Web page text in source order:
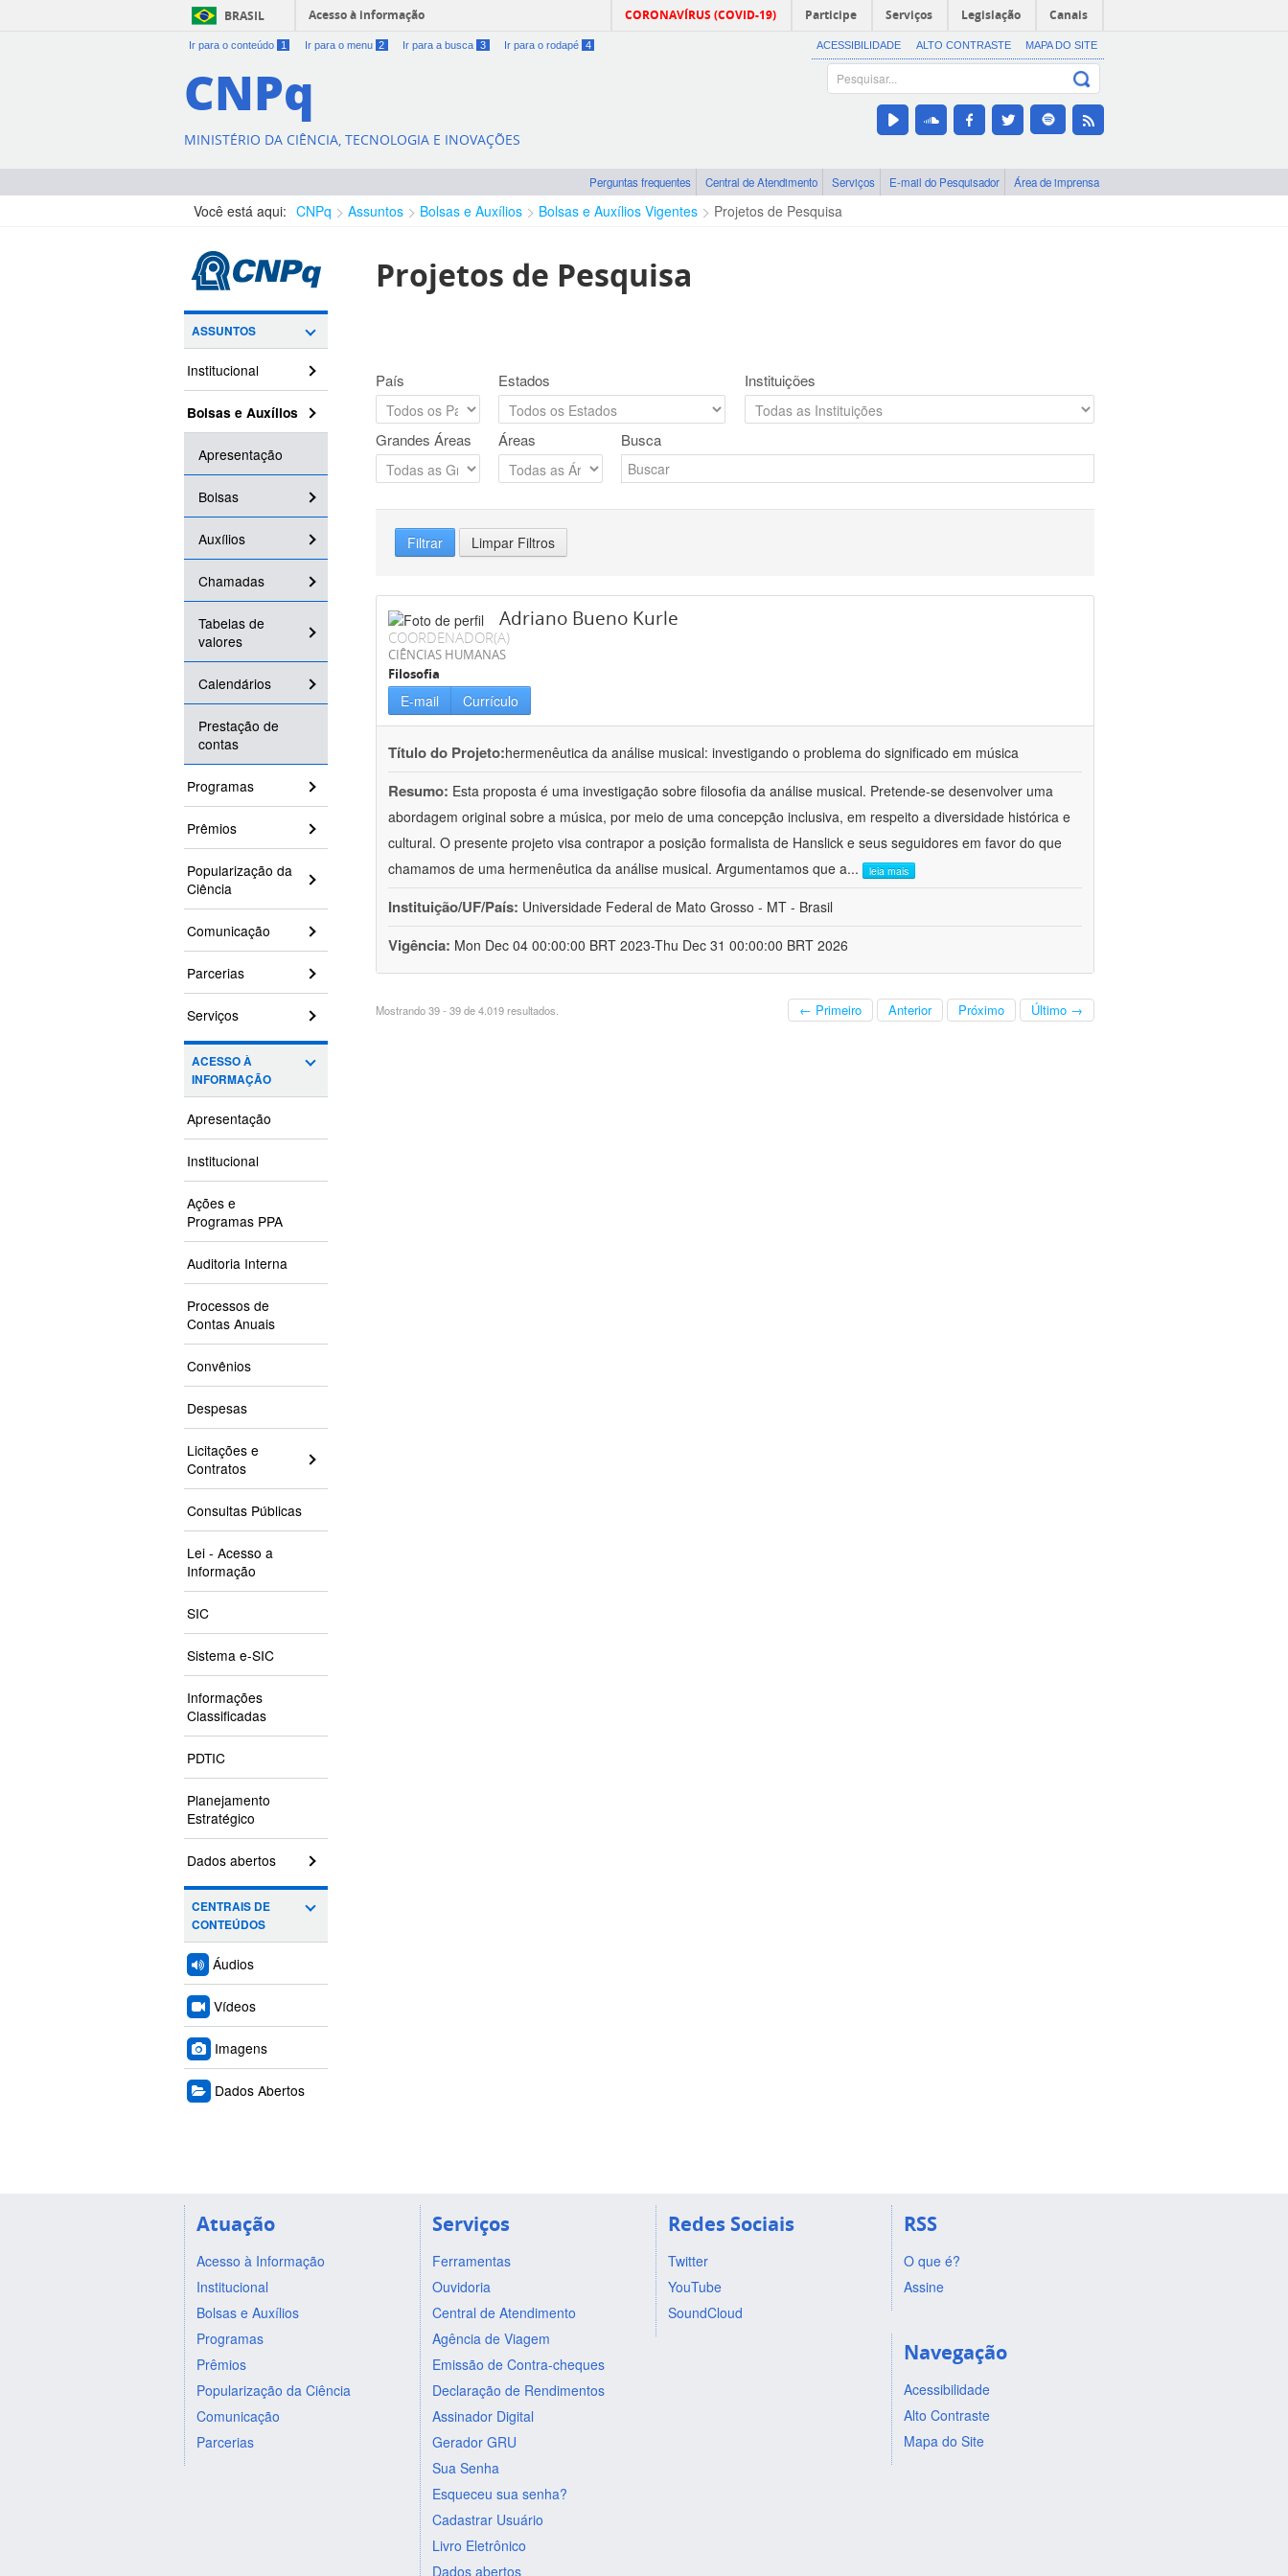
BRASIL Acesso à informação CORONAVÍRUS (COVID-19) Participe Serviços Legislação Canais
Ir para o conteúdo 1 Ir para o menu 2 Ir para a busca 3 Ir para o rodapé 4 ACESSIBILIDADE ALTO CONTRASTE MAPA DO SITE
CNPq
MINISTÉRIO DA CIÊNCIA, TECNOLOGIA E INOVAÇÕES
Perguntas frequentes Central de Atendimento Serviços E-mail do Pesquisador Área de imprensa
Você está aqui: CNPq Assuntos Bolsas e Auxílios Bolsas e Auxílios Vigentes Projetos de Pesquisa
ASSUNTOS
Institucional
Bolsas e Auxílios
Apresentação
Bolsas
Auxílios
Chamadas
Tabelas de
valores
Calendários
Prestação de
contas
Programas
Prêmios
Popularização da
Ciência
Comunicação
Parcerias
Serviços
ACESSO À
INFORMAÇÃO
Apresentação
Institucional
Ações e
Programas PPA
Auditoria Interna
Processos de
Contas Anuais
Convênios
Despesas
Licitações e
Contratos
Consultas Públicas
Lei - Acesso a
Informação
SIC
Sistema e-SIC
Informações
Classificadas
PDTIC
Planejamento
Estratégico
Dados abertos
CENTRAIS DE
CONTEÚDOS
Áudios
Vídeos
Imagens
Dados Abertos
Projetos de Pesquisa
País Estados Instituições
Grandes Áreas Áreas Busca
Filtrar Limpar Filtros
Adriano Bueno Kurle
COORDENADOR(A)
CIÊNCIAS HUMANAS
Filosofia
E-mail Currículo
Título do Projeto:hermenêutica da análise musical: investigando o problema do significado em música
Resumo: Esta proposta é uma investigação sobre filosofia da análise musical. Pretende-se desenvolver uma
abordagem original sobre a música, por meio de uma concepção inclusiva, em respeito a diversidade histórica e
cultural. O presente projeto visa contrapor a posição formalista de Hanslick e seus seguidores em favor do que
chamamos de uma hermenêutica da análise musical. Argumentamos que a... leia mais
Instituição/UF/País: Universidade Federal de Mato Grosso - MT - Brasil
Vigência: Mon Dec 04 00:00:00 BRT 2023-Thu Dec 31 00:00:00 BRT 2026
Mostrando 39 - 39 de 4.019 resultados. ← Primeiro Anterior Próximo Último →
Atuação
Acesso à Informação
Institucional
Bolsas e Auxílios
Programas
Prêmios
Popularização da Ciência
Comunicação
Parcerias
Serviços
Ferramentas
Ouvidoria
Central de Atendimento
Agência de Viagem
Emissão de Contra-cheques
Declaração de Rendimentos
Assinador Digital
Gerador GRU
Sua Senha
Esqueceu sua senha?
Cadastrar Usuário
Livro Eletrônico
Dados abertos
Redes Sociais
Twitter
YouTube
SoundCloud
RSS
O que é?
Assine
Navegação
Acessibilidade
Alto Contraste
Mapa do Site